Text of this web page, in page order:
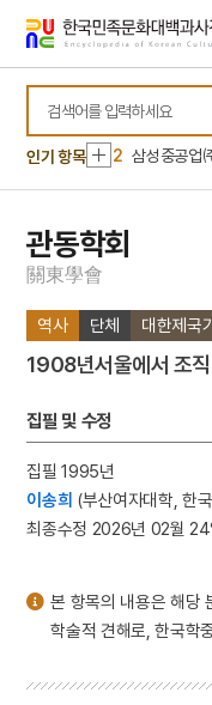
바로가기
바로가기
인기 항목
10 윤석중 동
1 금성대군
2 삼성중공업
3 세종
4
7
살미
8 세조
10 윤석중 동
1
삼성중공업㈜
5 동학운동
7
살미
관동학회
關東學會
역사 단체 대한제국
1908년서울에서 조
집필 및 수정
집필 1995년
이송희 (부산여자대학, 한
최종수정 2026년 02월 24
본 항목의 내용은 해당
학술적 견해로, 한국학